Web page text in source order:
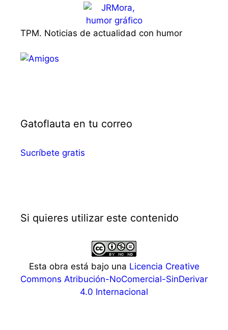
TPM. Noticias de actualidad con humor
Gatoflauta en tu correo
Sucríbete gratis
Si quieres utilizar este contenido
Esta obra está bajo una Licencia Creative
Commons Atribución-NoComercial-SinDerivar
4.0 Internacional